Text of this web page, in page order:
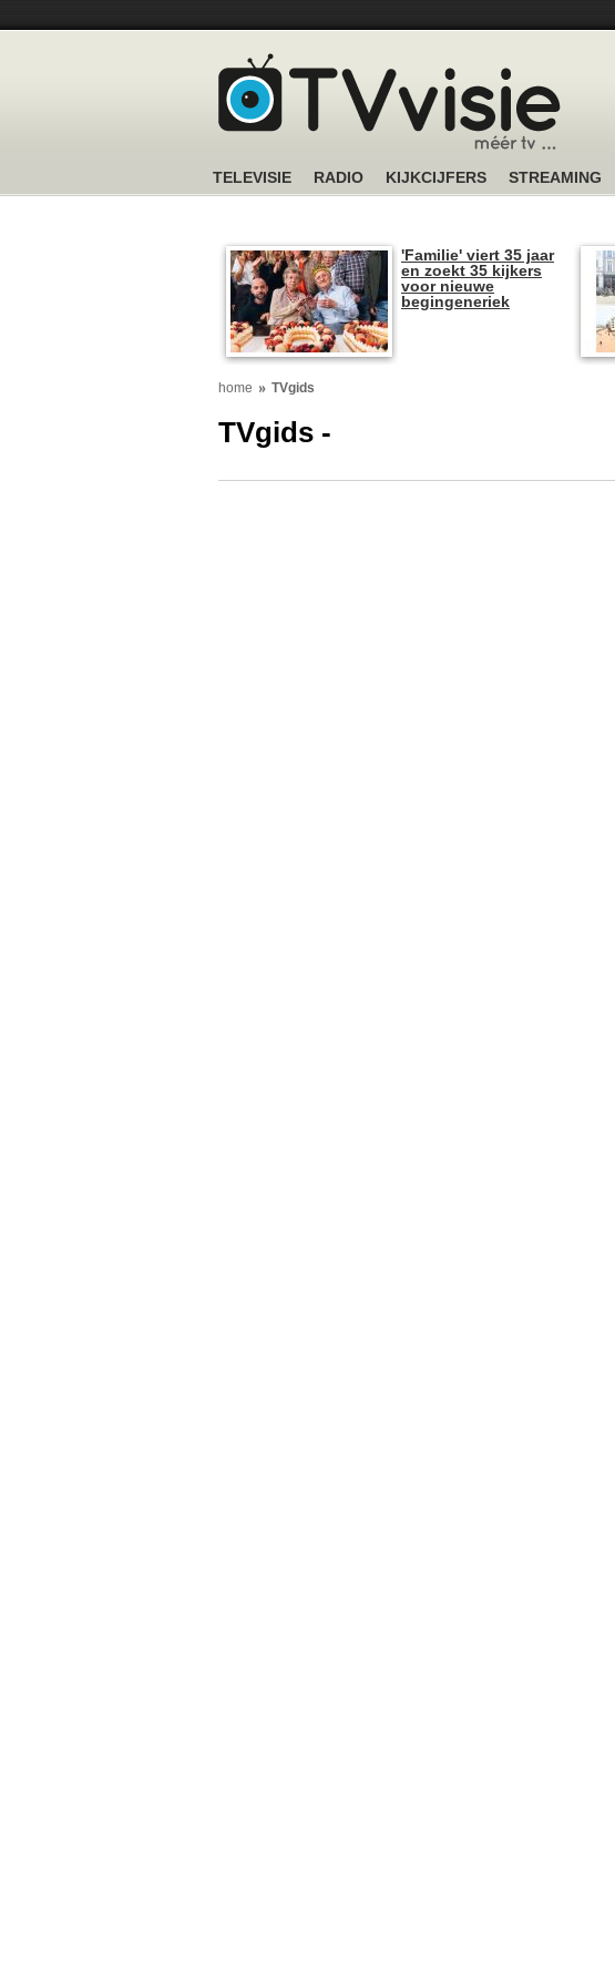
TELEVISIE RADIO KIJKCIJFERS STREAMING
'Familie' viert 35 jaar
en zoekt 35 kijkers
voor nieuwe
begingeneriek
home TVgids
TVgids -